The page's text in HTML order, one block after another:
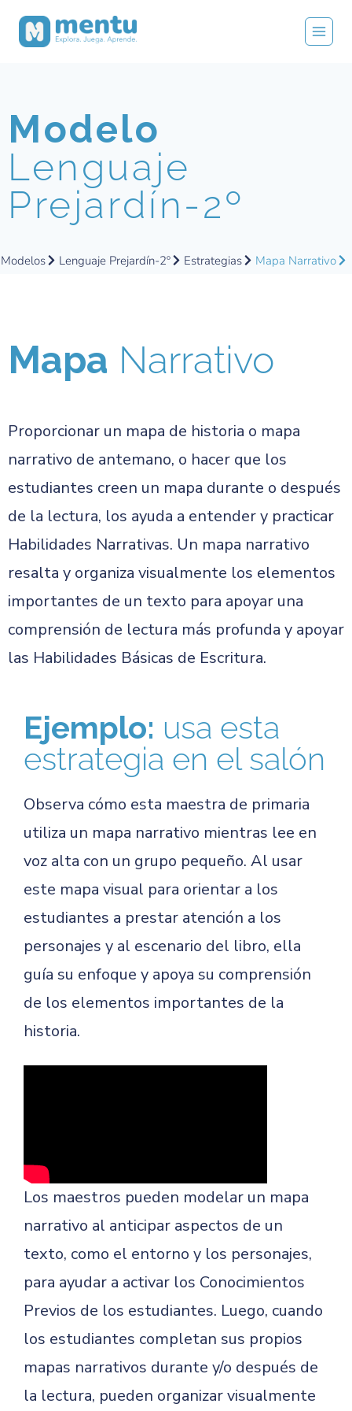
Modelo
Lenguaje
Prejardín-2º
Modelos Lenguaje Prejardín-2º Estrategias Mapa Narrativo
Mapa Narrativo
Proporcionar un mapa de historia o mapa
narrativo de antemano, o hacer que los
estudiantes creen un mapa durante o después
de la lectura, los ayuda a entender y practicar
Habilidades Narrativas. Un mapa narrativo
resalta y organiza visualmente los elementos
importantes de un texto para apoyar una
comprensión de lectura más profunda y apoyar
las Habilidades Básicas de Escritura.
Ejemplo: usa esta
estrategia en el salón
Observa cómo esta maestra de primaria
utiliza un mapa narrativo mientras lee en
voz alta con un grupo pequeño. Al usar
este mapa visual para orientar a los
estudiantes a prestar atención a los
personajes y al escenario del libro, ella
guía su enfoque y apoya su comprensión
de los elementos importantes de la
historia.
Los maestros pueden modelar un mapa
narrativo al anticipar aspectos de un
texto, como el entorno y los personajes,
para ayudar a activar los Conocimientos
Previos de los estudiantes. Luego, cuando
los estudiantes completan sus propios
mapas narrativos durante y/o después de
la lectura, pueden organizar visualmente